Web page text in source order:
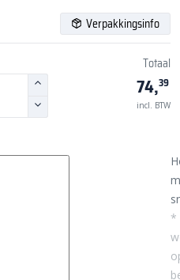
Verpakkingsinfo
Totaal
74,39
incl. BTW
*